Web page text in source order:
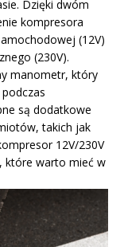
Dzięki dwóm
kompresora
(12V)
(230V).
manometr, który
są dodatkowe
takich jak
12V/230V
które warto mieć w